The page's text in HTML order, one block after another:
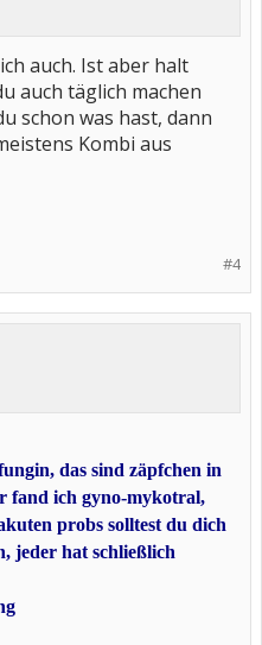
auch. Ist aber halt
auch täglich machen
schon was hast, dann
Kombi aus
#4
das sind zäpfchen in
fand ich gyno-mykotral,
probs solltest du dich
jeder hat schließlich